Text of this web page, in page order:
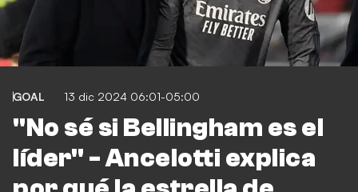
GOAL 13 dic 2024 06:01-05:00
"No sé si Bellingham es el
líder" - Ancelotti explica